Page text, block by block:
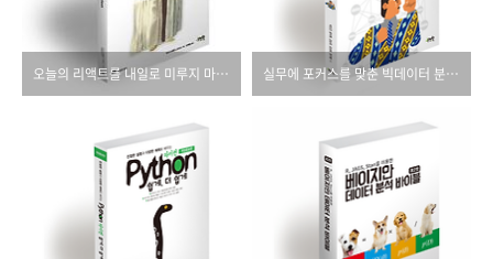
오늘의 리액트를 내일로 미루지 마세요! 실무에 포커스를 맞춘 빅데이터 분석 및 활용서